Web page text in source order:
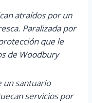
atraídos por un
Paralizada por
que le
de Woodbury
un santuario
servicios por